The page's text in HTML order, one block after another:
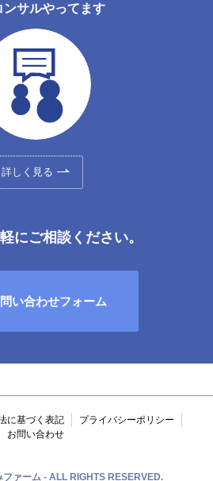
ンサルやってます
詳しく見る
にご相談ください。
い合わせフォーム
に基づく表記
プライバシーポリシー
お問い合わせ
ァーム - ALL RIGHTS RESERVED.